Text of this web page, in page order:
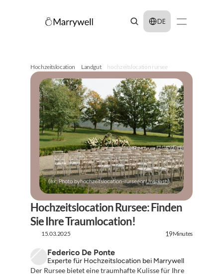
Select Language
DE
Hochzeitslocation Landgut hochzeitslocation rursee
(ex: Photo byhochzeitslocation-rurseeonUnsplash)
Hochzeitslocation Rursee: Finden
Sie Ihre Traumlocation!
15.03.2025 19Minutes
Federico De Ponte
Experte für Hochzeitslocation bei Marrywell
Der Rursee bietet eine traumhafte Kulisse für Ihre